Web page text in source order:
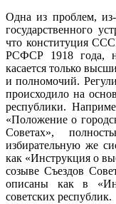
Одна из проблем,
государственного
что конституция
РСФСР 1918 года,
касается только
и полномочий.
происходило на
республики.
«Положение о
Советах»,
избирательную же
как «Инструкция о
созыве Съездов
описаны как в
советских республик.